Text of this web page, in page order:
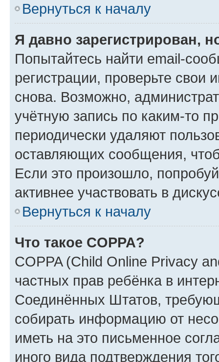
Вернуться к началу
Я давно зарегистрирован,
Попытайтесь найти email-
регистрации, проверьте свои
снова. Возможно,
учётную запись по каким-то
периодически удаляют
оставляющих сообщения,
Если это произошло,
активнее участвовать в
Вернуться к началу
Что такое COPPA?
COPPA (Child Online Privacy
частных прав ребёнка в
Соединённых Штатов,
собирать информацию от
иметь на это письменное
иного вида подтверждения